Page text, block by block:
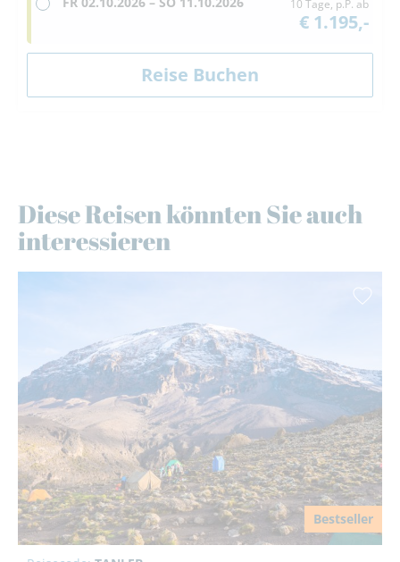
10 Tage, p.P. ab
€ 1.195,-
Diese Reisen könnten Sie auch
interessieren
Bestseller